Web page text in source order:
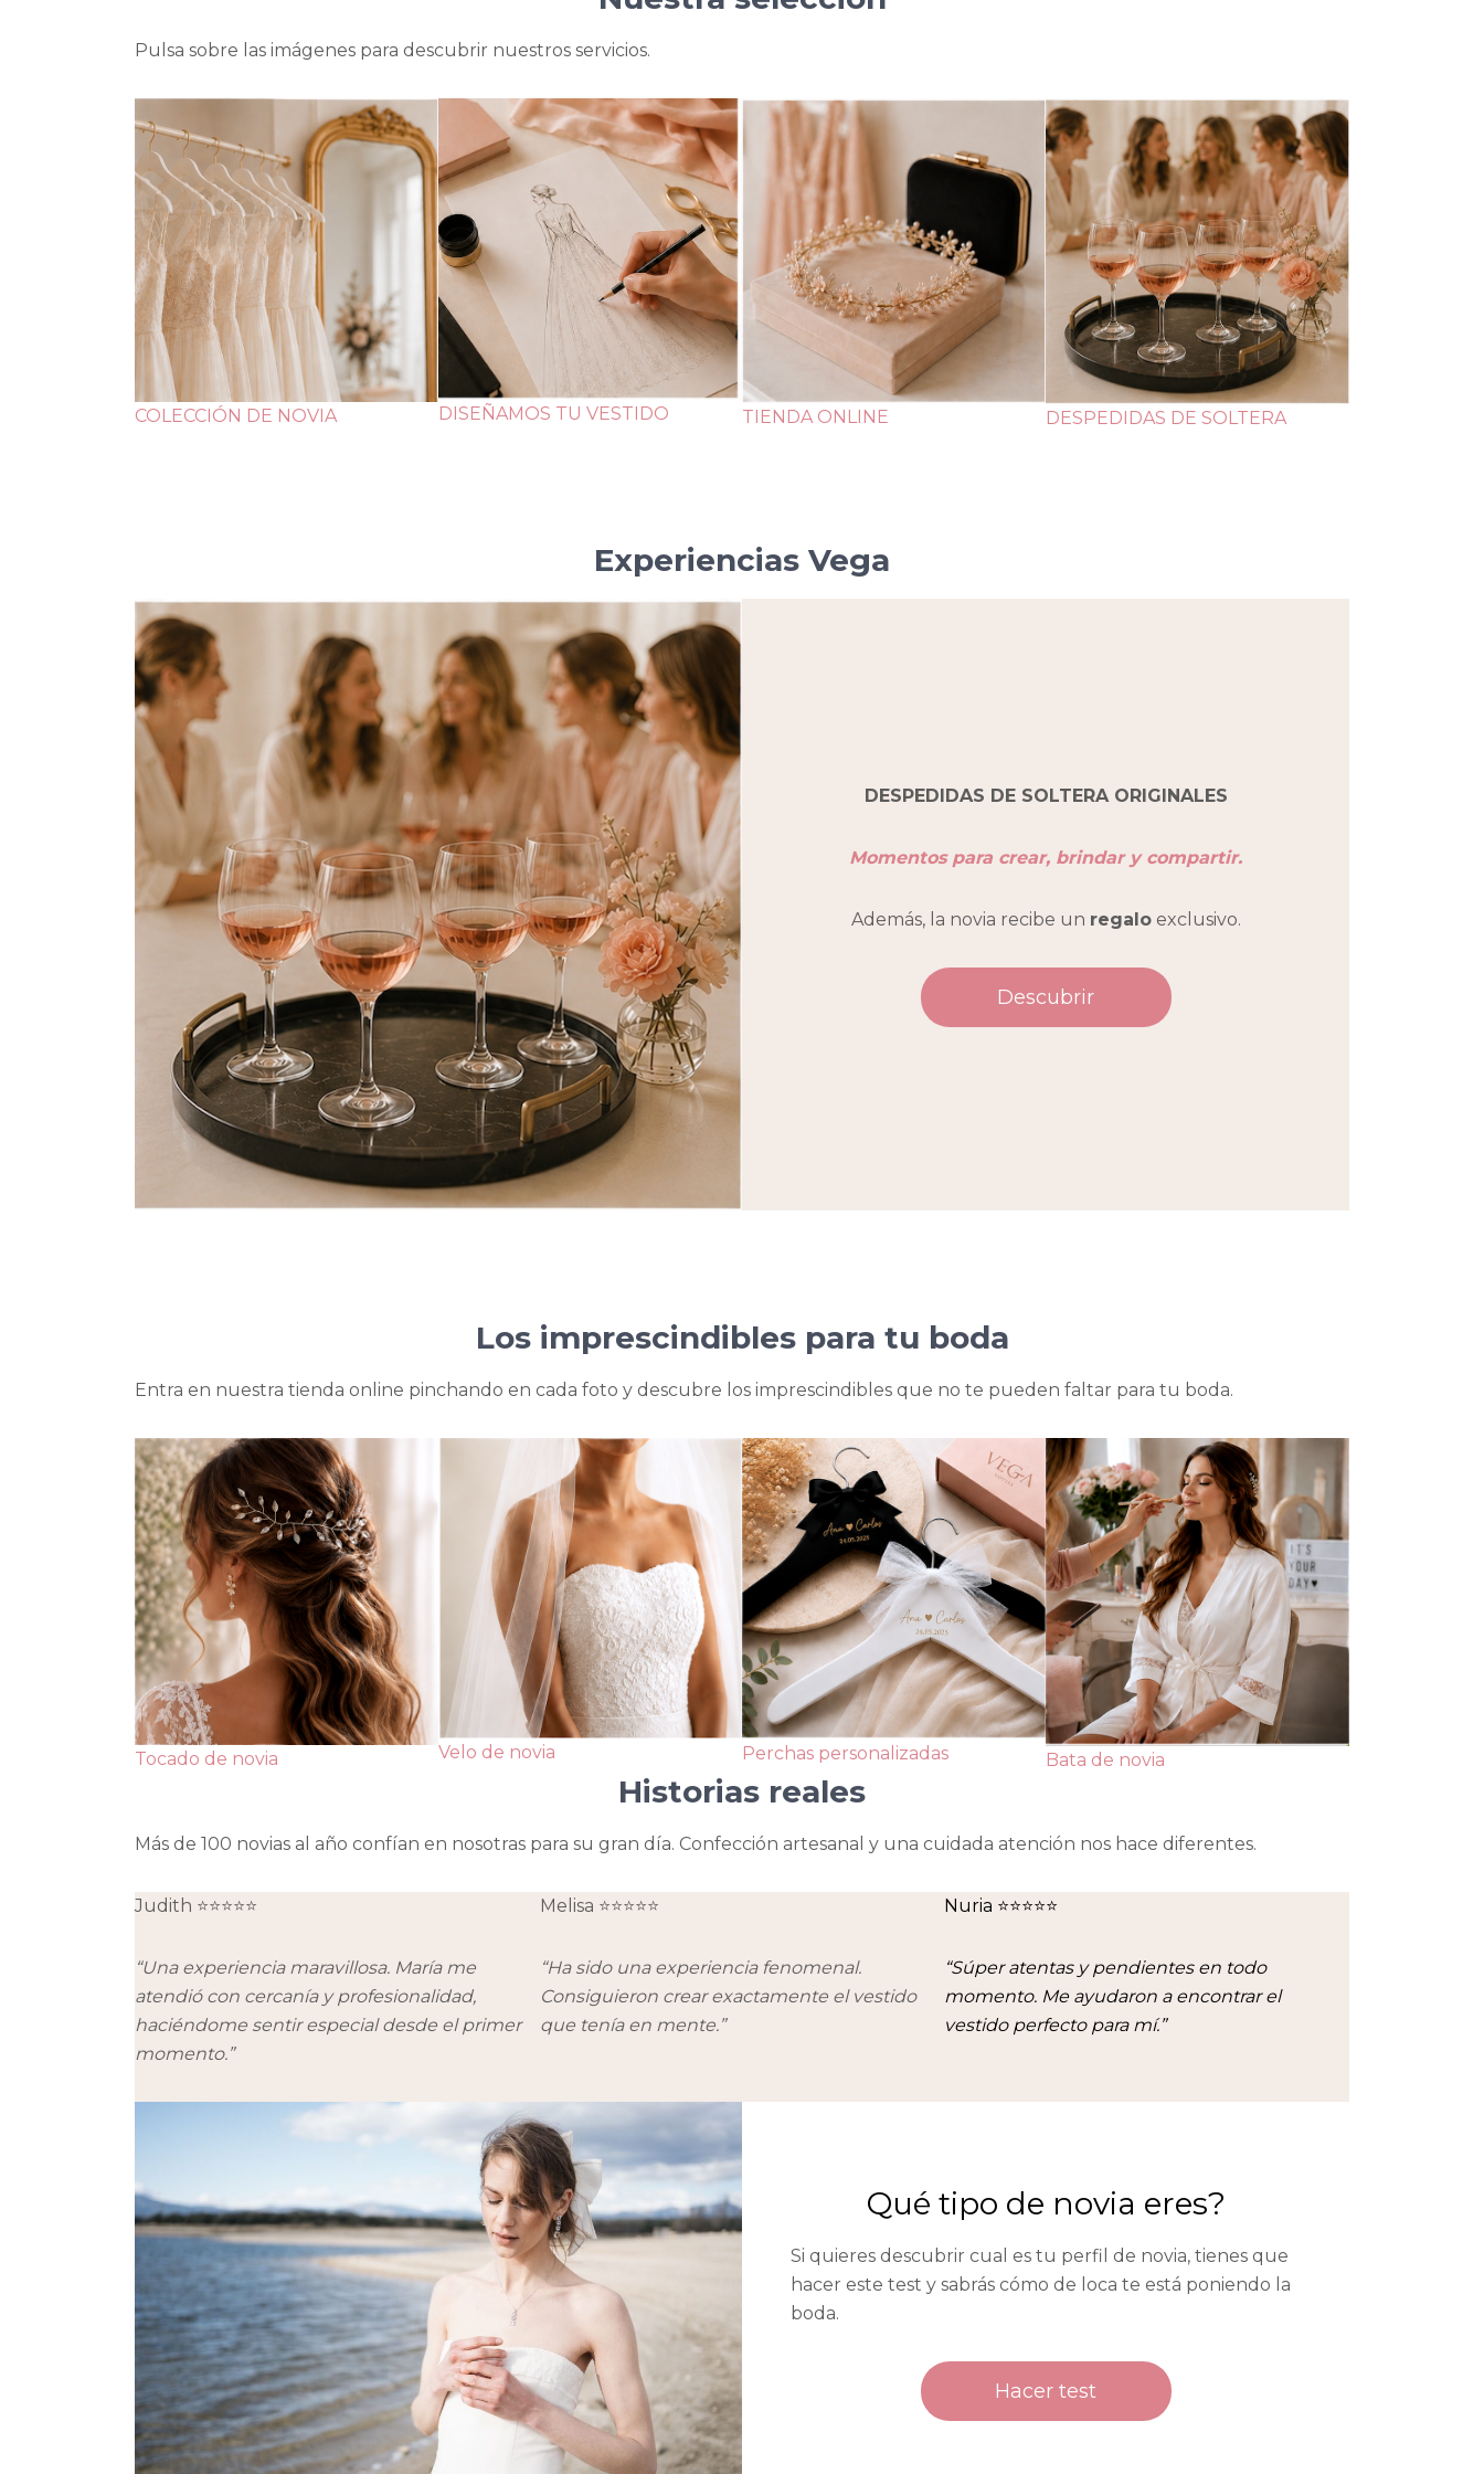
Pulsa sobre las imágenes para descubrir nuestros servicios.
COLECCIÓN DE NOVIA DISEÑAMOS TU VESTIDO TIENDA ONLINE DESPEDIDAS DE SOLTERA
Experiencias Vega
DESPEDIDAS DE SOLTERA ORIGINALES
Momentos para crear, brindar y compartir.
Además, la novia recibe un regaloexclusivo.
Descubrir
Los imprescindibles para tu boda
Entra en nuestra tienda online pinchando en cada foto y descubre los imprescindibles que no te pueden faltar para tu boda.
Tocado de novia Velo de novia Perchas personalizadas Bata de novia
Historias reales
Más de 100 novias al año confían en nosotras para su gran día. Confección artesanal y una cuidada atención nos hace diferentes.
Judith ⭐⭐⭐⭐⭐
“Una experiencia maravillosa. María me
atendió con cercanía y profesionalidad,
haciéndome sentir especial desde el primer
momento.”
Melisa ⭐⭐⭐⭐⭐
“Ha sido una experiencia fenomenal.
Consiguieron crear exactamente el vestido
que tenía en mente.”
Nuria ⭐⭐⭐⭐⭐
“Súper atentas y pendientes en todo
momento. Me ayudaron a encontrar el
vestido perfecto para mí.”
Qué tipo de novia eres?
Si quieres descubrir cual es tu perfil de novia, tienes que
hacer este test y sabrás cómo de loca te está poniendo la
boda.
Hacer test